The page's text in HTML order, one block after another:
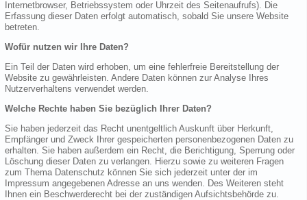
Internetbrowser, Betriebssystem oder Uhrzeit des Seitenaufrufs). Die
Erfassung dieser Daten erfolgt automatisch, sobald Sie unsere Website
betreten.
Wofür nutzen wir Ihre Daten?
Ein Teil der Daten wird erhoben, um eine fehlerfreie Bereitstellung der
Website zu gewährleisten. Andere Daten können zur Analyse Ihres
Nutzerverhaltens verwendet werden.
Welche Rechte haben Sie bezüglich Ihrer Daten?
Sie haben jederzeit das Recht unentgeltlich Auskunft über Herkunft,
Empfänger und Zweck Ihrer gespeicherten personenbezogenen Daten zu
erhalten. Sie haben außerdem ein Recht, die Berichtigung, Sperrung oder
Löschung dieser Daten zu verlangen. Hierzu sowie zu weiteren Fragen
zum Thema Datenschutz können Sie sich jederzeit unter der im
Impressum angegebenen Adresse an uns wenden. Des Weiteren steht
Ihnen ein Beschwerderecht bei der zuständigen Aufsichtsbehörde zu.